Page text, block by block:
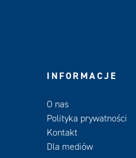
INFORMACJE
O nas
Polityka prywatności
Kontakt
Dla mediów